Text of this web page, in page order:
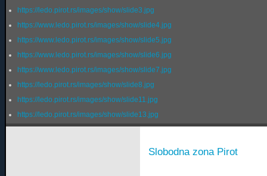
https://ledo.pirot.rs/images/show/slide3.jpg
https://www.ledo.pirot.rs/images/show/slide4.jpg
https://www.ledo.pirot.rs/images/show/slide5.jpg
https://www.ledo.pirot.rs/images/show/slide6.jpg
https://www.ledo.pirot.rs/images/show/slide7.jpg
https://ledo.pirot.rs/images/show/slide8.jpg
https://ledo.pirot.rs/images/show/slide11.jpg
https://ledo.pirot.rs/images/show/slide13.jpg
Slobodna zona Pirot